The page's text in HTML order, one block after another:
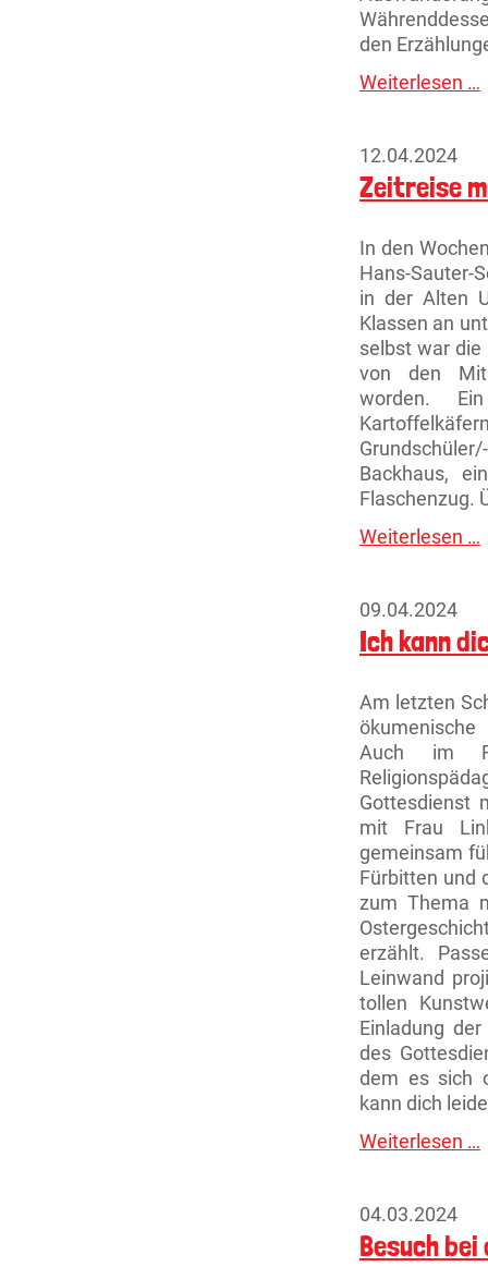
den
Weiterlesen …
12.04.2024
Zeitreise
In den
Hans-Sauter-
in der Alten
Klassen an
selbst war die
von den
worden.
Backhaus,
Flaschenzug.
Weiterlesen …
09.04.2024
Ich kann
Am letzten
ökumenische
Auch im
Gottesdienst
mit Frau
gemeinsam
Fürbitten und
zum Thema
erzählt.
Leinwand
tollen
Einladung
des
dem es sich
kann dich
Weiterlesen …
04.03.2024
Besuch